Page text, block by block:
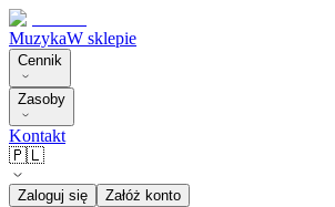
MuzykaW sklepie
Cennik
Zasoby
Kontakt
🇵🇱
Zaloguj się Załóż konto